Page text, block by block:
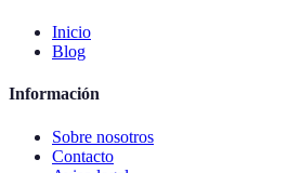
Inicio
Blog
Información
Sobre nosotros
Contacto